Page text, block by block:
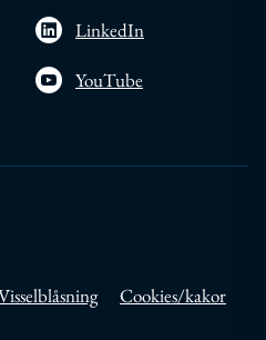
LinkedIn
YouTube
Cookies/kakor